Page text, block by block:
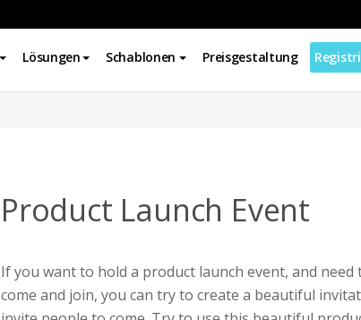
Lösungen Schablonen Preisgestaltung
Product Launch Event
If you want to hold a product launch event, and
come and join, you can try to create a beautiful